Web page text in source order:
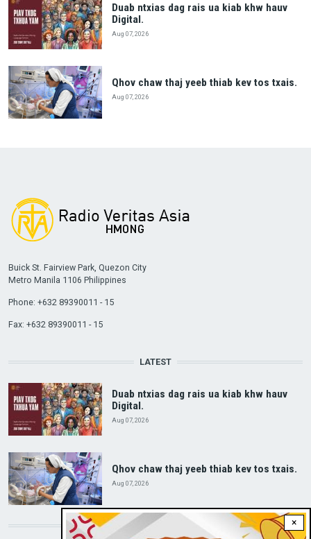
Duab ntxias dag rais ua kiab khw hauv
Digital.
Aug 07, 2026
Qhov chaw thaj yeeb thiab kev tos txais.
Aug 07, 2026
×
Buick St. Fairview Park, Quezon City
Metro Manila 1106 Philippines
Phone: +632 89390011 - 15
Fax: +632 89390011 - 15
LATEST
Duab ntxias dag rais ua kiab khw hauv
Digital.
Aug 07, 2026
Qhov chaw thaj yeeb thiab kev tos txais.
Aug 07, 2026
DOWNLOAD RVA APP